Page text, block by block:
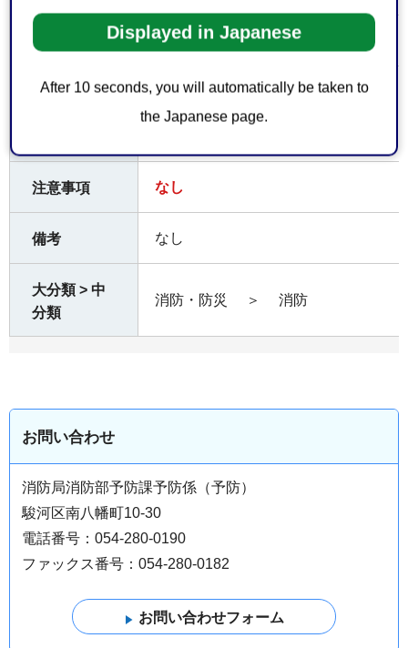
Displayed in Japanese
After 10 seconds, you will automatically be taken to
the Japanese page.
費用 なし
参考となる
火災予防に関する申請・届出
注意事項 なし
備考 なし
大分類 > 中
分類
消防・防災 ＞ 消防
お問い合わせ
消防局消防部予防課予防係（予防）
駿河区南八幡町10-30
電話番号：054-280-0190
ファックス番号：054-280-0182